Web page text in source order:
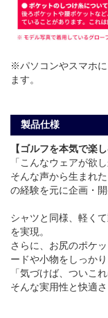
※パソコンやスマホ
ます。
製品仕様
【ゴルフを本気で楽
「こんなウェアが欲し
そんな声から生まれ
の経験を元に企画・
シャツと同様、軽く
を実現。
さらに、お尻のポケ
ードや小物をしっかり
「気づけば、ついこ
そんな実用性と快適